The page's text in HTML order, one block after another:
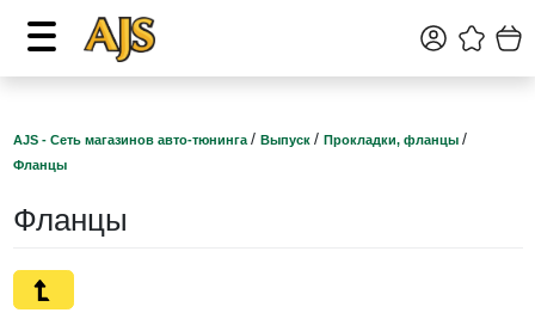
AJS - Сеть магазинов авто-тюнинга / Выпуск / Прокладки, фланцы /
Фланцы
Фланцы